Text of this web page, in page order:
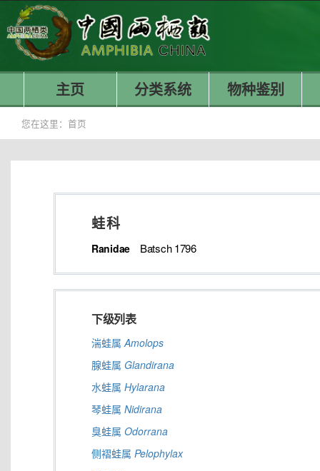
主页 分类系统 物种鉴别
您在这里： 首页
蛙科
Ranidae Batsch 1796
下级列表
湍蛙属Amolops
腺蛙属 Glandirana
水蛙属 Hylarana
琴蛙属 Nidirana
臭蛙属 Odorrana
侧褶蛙属 Pelophylax